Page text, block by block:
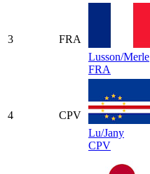
3
FRA
Lusson/Merle
FRA
4
CPV
Lu/Jany
CPV